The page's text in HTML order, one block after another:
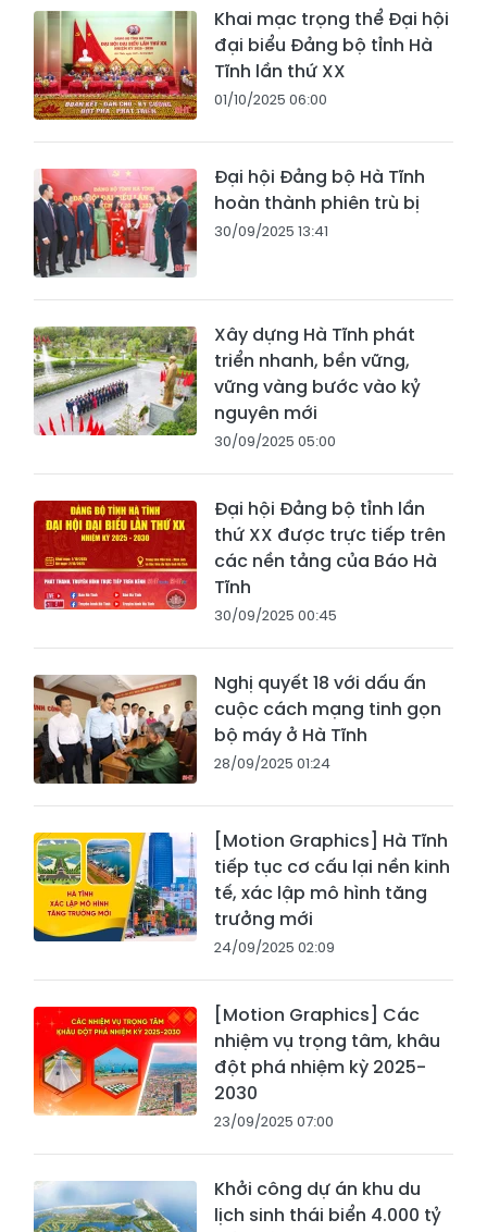
Khai mạc trọng thể Đại hội
đại biểu Đảng bộ tỉnh Hà
Tĩnh lần thứ XX
01/10/2025 06:00
Đại hội Đảng bộ Hà Tĩnh
hoàn thành phiên trù bị
30/09/2025 13:41
Xây dựng Hà Tĩnh phát
triển nhanh, bền vững,
vững vàng bước vào kỷ
nguyên mới
30/09/2025 05:00
Đại hội Đảng bộ tỉnh lần
thứ XX được trực tiếp trên
các nền tảng của Báo Hà
Tĩnh
30/09/2025 00:45
Nghị quyết 18 với dấu ấn
cuộc cách mạng tinh gọn
bộ máy ở Hà Tĩnh
28/09/2025 01:24
[Motion Graphics] Hà Tĩnh
tiếp tục cơ cấu lại nền kinh
tế, xác lập mô hình tăng
trưởng mới
24/09/2025 02:09
[Motion Graphics] Các
nhiệm vụ trọng tâm, khâu
đột phá nhiệm kỳ 2025-
2030
23/09/2025 07:00
Khởi công dự án khu du
lịch sinh thái biển 4.000 tỷ